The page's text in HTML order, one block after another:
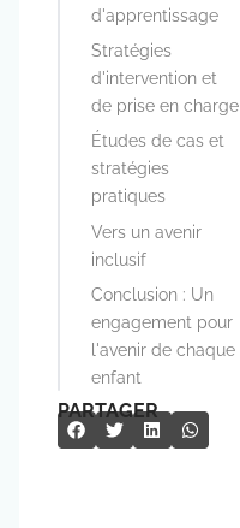
d'apprentissage
Stratégies
d'intervention et
de prise en charge
Études de cas et
stratégies
pratiques
Vers un avenir
inclusif
Conclusion : Un
engagement pour
l'avenir de chaque
enfant
PARTAGER